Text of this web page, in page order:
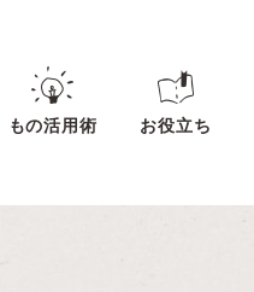
もの活用術 お役立ち